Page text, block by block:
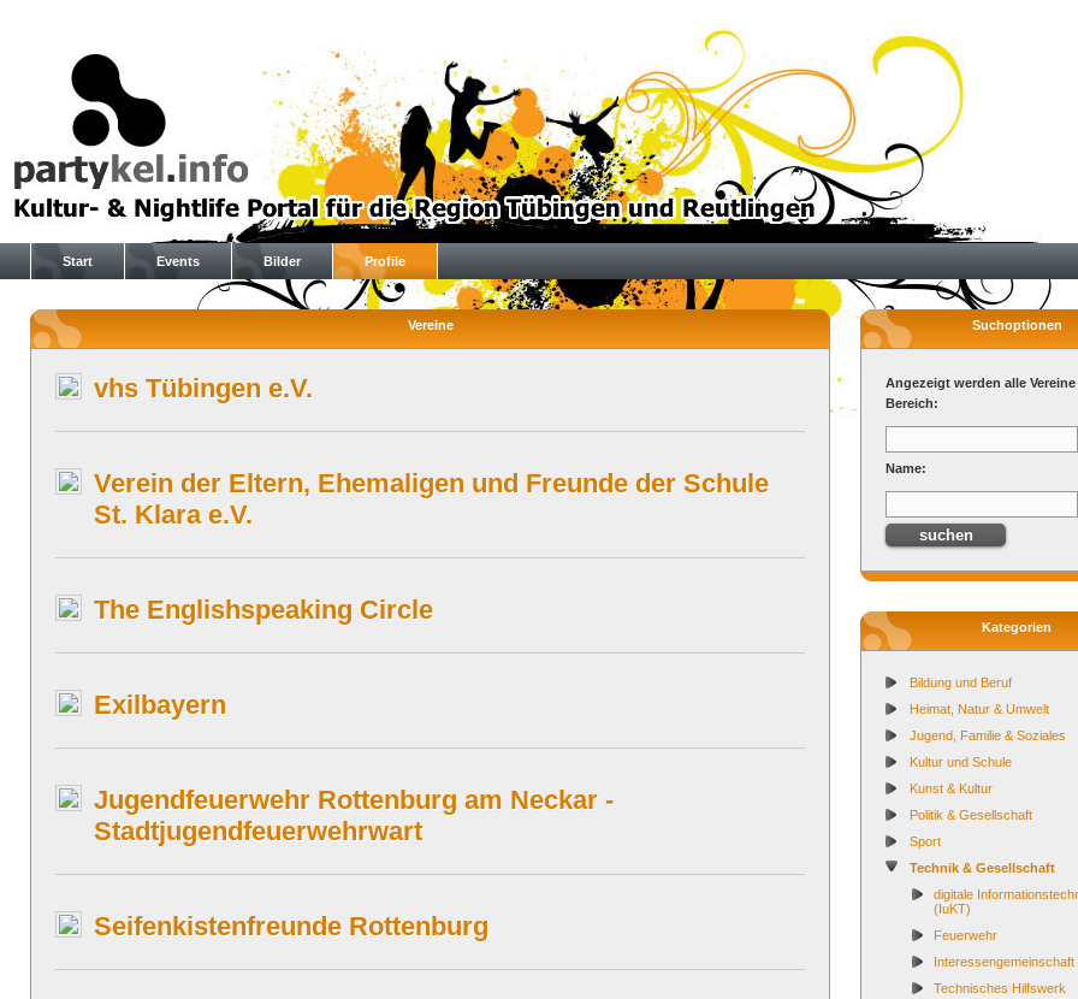
Start Events Bilder Profile
Vereine
vhs Tübingen e.V.
Verein der Eltern, Ehemaligen und Freunde der Schule
St. Klara e.V.
The Englishspeaking Circle
Exilbayern
Jugendfeuerwehr Rottenburg am Neckar -
Stadtjugendfeuerwehrwart
Seifenkistenfreunde Rottenburg
Suchoptionen
Angezeigt werden alle
Bereich:
Name:
Kategorien
Bildung und Beruf
Heimat, Natur & Umwelt
Jugend, Familie & Soziales
Kultur und Schule
Kunst & Kultur
Politik & Gesellschaft
Sport
Technik & Gesellschaft
digitale
(IuKT)
Feuerwehr
Interessengemeinschaft
Technisches Hilfswerk